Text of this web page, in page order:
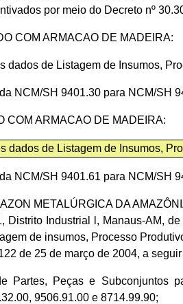
por meio do Decreto nº
COM ARMACAO DE MADEIRA:
dados de Listagem de Insumos,
NCM/SH 9401.30 para NCM/SH
COM ARMACAO DE MADEIRA:
dados de Listagem de Insumos,
NCM/SH 9401.61 para NCM/SH
METALÚRGICA DA
Distrito Industrial l, Manaus-AM,
de insumos, Processo
de 25 de março de 2004, a
Partes, Peças e Subconjuntos
9506.91.00 e 8714.99.90;